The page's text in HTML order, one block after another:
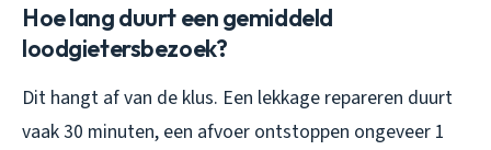
Hoe lang duurt een gemiddeld
loodgietersbezoek?
Dit hangt af van de klus. Een lekkage repareren duurt
vaak 30 minuten, een afvoer ontstoppen ongeveer 1